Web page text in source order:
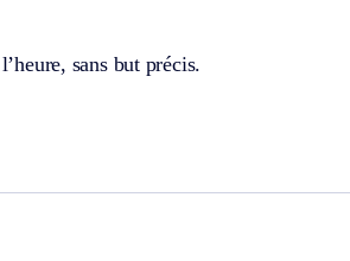
sans but précis.